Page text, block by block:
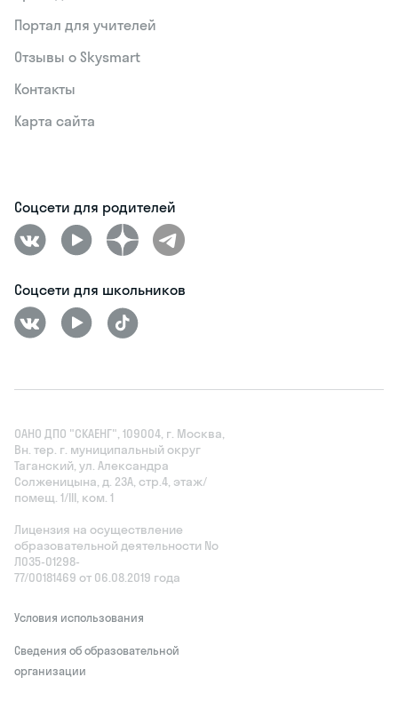
Портал для учителей
Отзывы о Skysmart
Контакты
Карта сайта
Соцсети для родителей
Соцсети для школьников
ОАНО ДПО "СКАЕНГ", 109004, г. Москва,
Вн. тер. г. муниципальный округ
Таганский, ул. Александра
Солженицына, д. 23А, стр.4, этаж/
помещ. 1/III, ком. 1
Лицензия на осуществление
образовательной деятельности No
Л035‑01298-
77/00181469 от 06.08.2019 года
Условия использования
Сведения об образовательной
организации